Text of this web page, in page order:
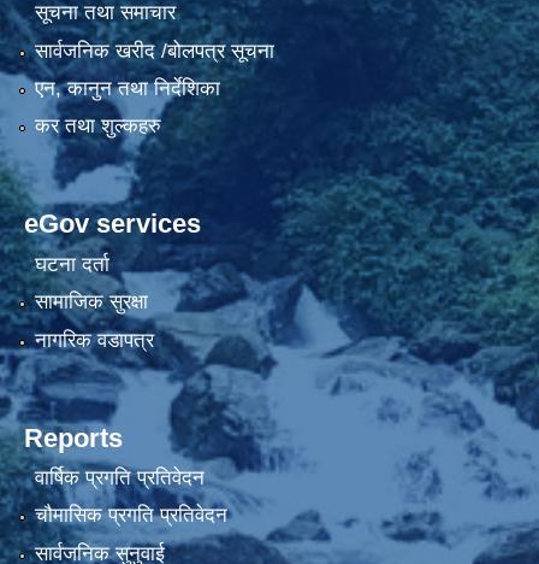
सूचना तथा समाचार
सार्वजनिक खरीद /बोलपत्र सूचना
एन, कानुन तथा निर्देशिका
कर तथा शुल्कहरु
eGov services
घटना दर्ता
सामाजिक सुरक्षा
नागरिक वडापत्र
Reports
वार्षिक प्रगति प्रतिवेदन
चौमासिक प्रगति प्रतिवेदन
सार्वजनिक सुनुवाई